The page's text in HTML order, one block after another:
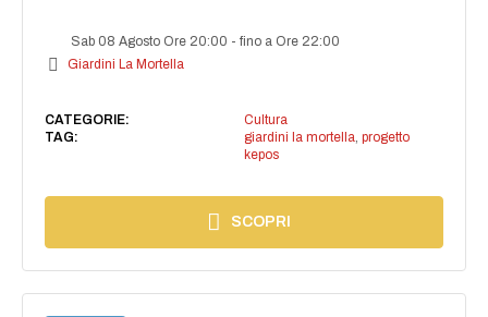
Sab 08 Agosto Ore 20:00 -fino a Ore 22:00
Giardini La Mortella
CATEGORIE:
Cultura
TAG:
giardini la mortella, progetto
kepos
SCOPRI